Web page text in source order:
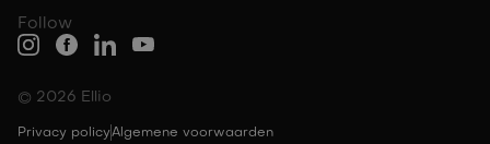
Follow
Privacy policyAlgemene voorwaarden
© 2026 Ellio